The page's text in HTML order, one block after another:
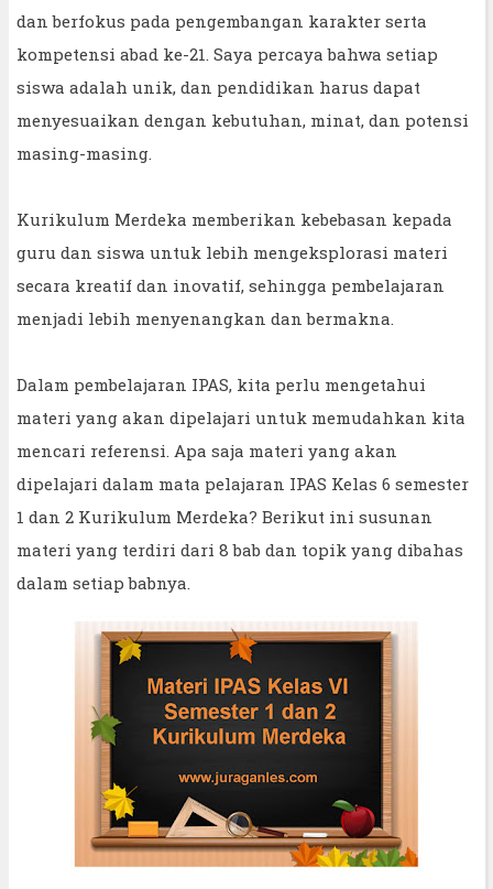
dan berfokus pada pengembangan karakter serta
kompetensi abad ke-21. Saya percaya bahwa setiap
siswa adalah unik, dan pendidikan harus dapat
menyesuaikan dengan kebutuhan, minat, dan potensi
masing-masing.
Kurikulum Merdeka memberikan kebebasan kepada
guru dan siswa untuk lebih mengeksplorasi materi
secara kreatif dan inovatif, sehingga pembelajaran
menjadi lebih menyenangkan dan bermakna.
Dalam pembelajaran IPAS, kita perlu mengetahui
materi yang akan dipelajari untuk memudahkan kita
mencari referensi. Apa saja materi yang akan
dipelajari dalam mata pelajaran IPAS Kelas 6 semester
1 dan 2 Kurikulum Merdeka? Berikut ini susunan
materi yang terdiri dari 8 bab dan topik yang dibahas
dalam setiap babnya.